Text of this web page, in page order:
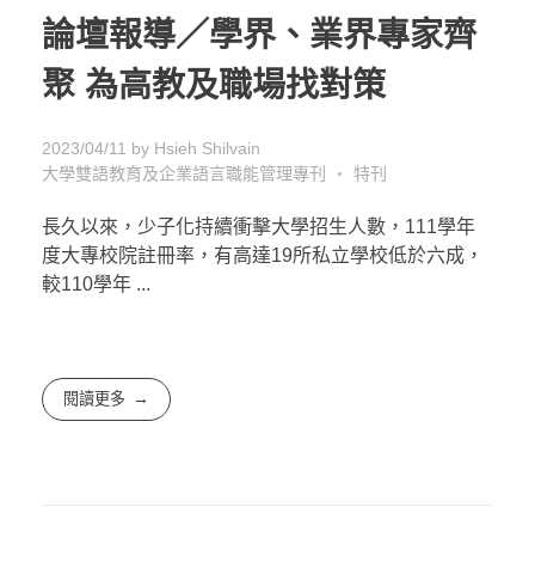
論壇報導／學界、業界專家齊
聚 為高教及職場找對策
2023/04/11 by Hsieh Shilvain
大學雙語教育及企業語言職能管理專刊
特刊
長久以來，少子化持續衝擊大學招生人數，111學年
度大專校院註冊率，有高達19所私立學校低於六成，
較110學年 ...
閱讀更多